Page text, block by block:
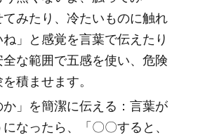
みたり、冷たいものに触れ
」と感覚を言葉で伝えたり
な範囲で五感を使い、危険
積ませます。
か」を簡潔に伝える：言葉が
なったら、「〇〇すると、